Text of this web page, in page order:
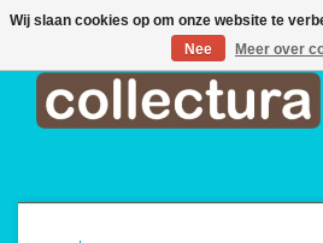
Wij slaan cookies op om onze website te
Nee
Meer over